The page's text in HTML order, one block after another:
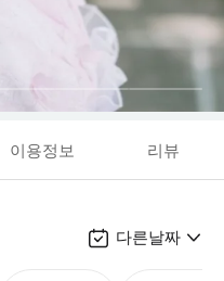
이용정보 리뷰
다른날짜